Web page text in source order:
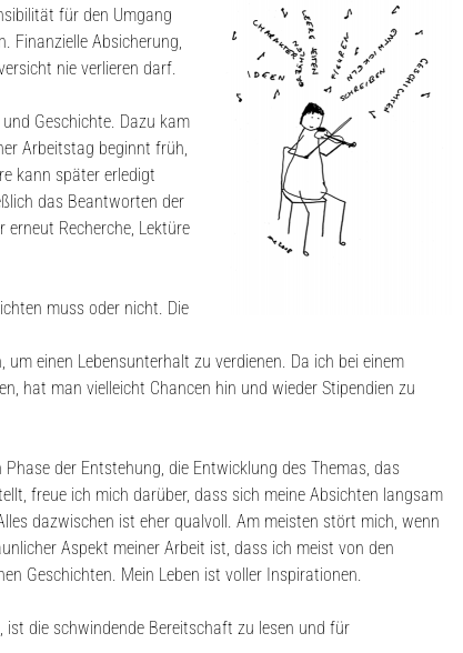
für den Umgang
Finanzielle Absicherung,
nie verlieren darf.
Geschichte. Dazu kam
Arbeitstag beginnt früh,
kann später erledigt
das Beantworten der
Recherche, Lektüre
muss oder nicht. Die
einen Lebensunterhalt zu verdienen. Da ich bei einem
hat man vielleicht Chancen hin und wieder Stipendien zu
der Entstehung, die Entwicklung des Themas, das
freue ich mich darüber, dass sich meine Absichten langsam
dazwischen ist eher qualvoll. Am meisten stört mich, wenn
Aspekt meiner Arbeit ist, dass ich meist von den
Geschichten. Mein Leben ist voller Inspirationen.
die schwindende Bereitschaft zu lesen und für